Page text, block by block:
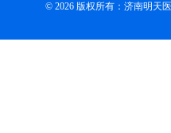
© 2026 版权所有：济南明天